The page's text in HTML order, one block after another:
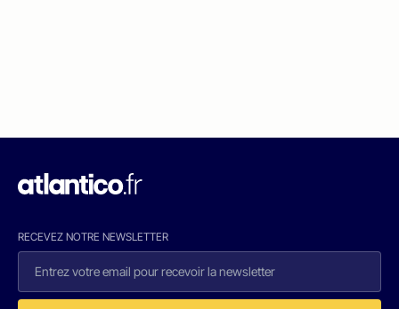
RECEVEZ NOTRE NEWSLETTER